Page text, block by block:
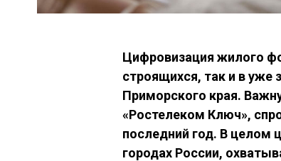
Цифровизация жилого
строящихся, так и в уже
Приморского края.
«Ростелеком Ключ»,
последний год. В целом
городах России,